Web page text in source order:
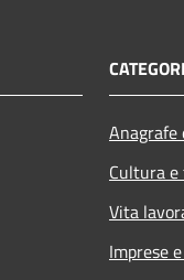
Cultura
Vita
Imprese